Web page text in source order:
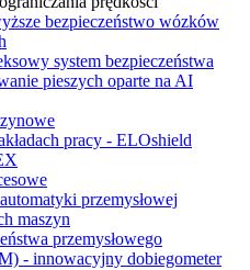
bezpieczeństwo wózków
system bezpieczeństwa
pieszych oparte na AI
pracy - ELOshield
przemysłowej
maszyn
przemysłowego
- innowacyjny dobiegometer